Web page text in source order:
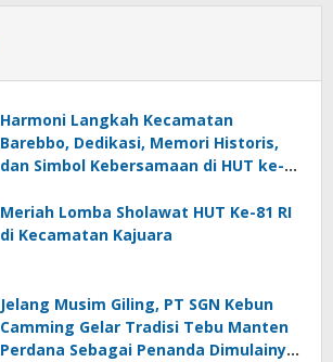
Harmoni Langkah Kecamatan
Barebbo, Dedikasi, Memori Historis,
dan Simbol Kebersamaan di HUT ke-
Meriah Lomba Sholawat HUT Ke-81 RI
di Kecamatan Kajuara
Jelang Musim Giling, PT SGN Kebun
Camming Gelar Tradisi Tebu Manten
Perdana Sebagai Penanda Dimulainya